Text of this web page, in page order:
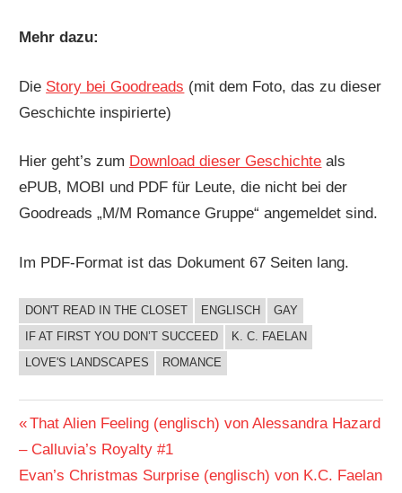
Mehr dazu:
Die Story bei Goodreads (mit dem Foto, das zu dieser
Geschichte inspirierte)
Hier geht’s zum Download dieser Geschichte als
ePUB, MOBI und PDF für Leute, die nicht bei der
Goodreads „M/M Romance Gruppe“ angemeldet sind.
Im PDF-Format ist das Dokument 67 Seiten lang.
BUCHIGES
DON'T READ IN THE CLOSET ENGLISCH
GAY
IF AT FIRST YOU DON’T SUCCEED
K. C. FAELAN
LOVE'S LANDSCAPES
ROMANCE
Beitragsnavigation
Vorheriger
Beitrag:
That Alien Feeling (englisch) von Alessandra Hazard
– Calluvia’s Royalty #1
Nächster
Evan’s Christmas Surprise (englisch) von K.C. Faelan